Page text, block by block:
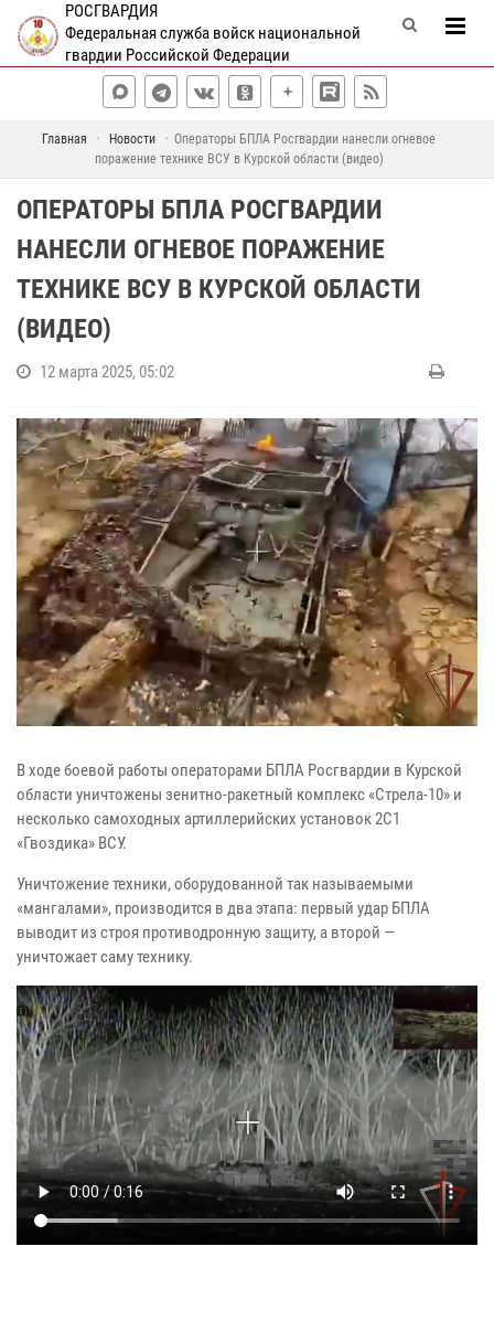
РОСГВАРДИЯ
Федеральная служба войск национальной
гвардии Российской Федерации
Главная Новости
Операторы БПЛА Росгвардии нанесли огневое
поражение технике ВСУ в Курской области (видео)
ОПЕРАТОРЫ БПЛА РОСГВАРДИИ
НАНЕСЛИ ОГНЕВОЕ ПОРАЖЕНИЕ
ТЕХНИКЕ ВСУ В КУРСКОЙ ОБЛАСТИ
(ВИДЕО)
12 марта 2025, 05:02
В ходе боевой работы операторами БПЛА Росгвардии в Курской
области уничтожены зенитно-ракетный комплекс «Стрела-10» и
несколько самоходных артиллерийских установок 2С1
«Гвоздика» ВСУ.
Уничтожение техники, оборудованной так называемыми
«мангалами», производится в два этапа: первый удар БПЛА
выводит из строя противодронную защиту, а второй —
уничтожает саму технику.